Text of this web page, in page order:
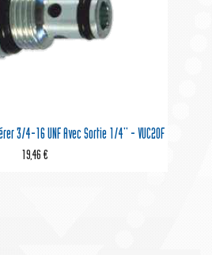
3/4-16 UNF Avec Sortie 1/4'' - VUC20F
19,46 €